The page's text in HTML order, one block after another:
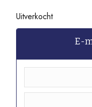
Uitverkocht
E-